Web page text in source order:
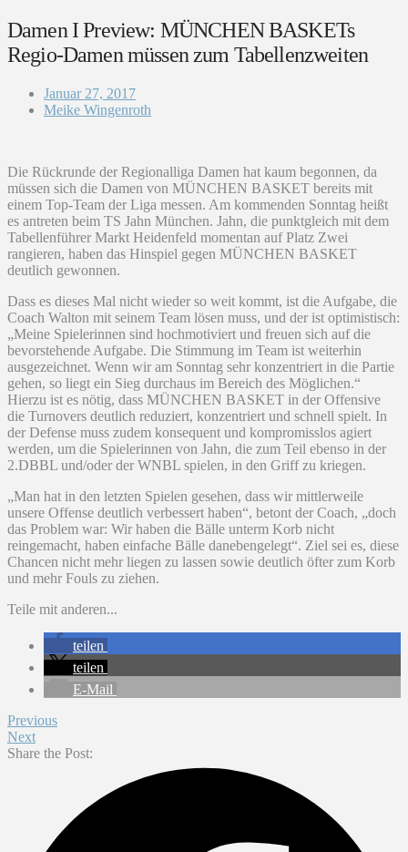
Damen I Preview: MÜNCHEN BASKETs
Regio-Damen müssen zum Tabellenzweiten
Januar 27, 2017
Meike Wingenroth
Die Rückrunde der Regionalliga Damen hat kaum begonnen, da
müssen sich die Damen von MÜNCHEN BASKET bereits mit
einem Top-Team der Liga messen. Am kommenden Sonntag heißt
es antreten beim TS Jahn München. Jahn, die punktgleich mit dem
Tabellenführer Markt Heidenfeld momentan auf Platz Zwei
rangieren, haben das Hinspiel gegen MÜNCHEN BASKET
deutlich gewonnen.
Dass es dieses Mal nicht wieder so weit kommt, ist die Aufgabe, die
Coach Walton mit seinem Team lösen muss, und der ist optimistisch:
„Meine Spielerinnen sind hochmotiviert und freuen sich auf die
bevorstehende Aufgabe. Die Stimmung im Team ist weiterhin
ausgezeichnet. Wenn wir am Sonntag sehr konzentriert in die Partie
gehen, so liegt ein Sieg durchaus im Bereich des Möglichen.“
Hierzu ist es nötig, dass MÜNCHEN BASKET in der Offensive
die Turnovers deutlich reduziert, konzentriert und schnell spielt. In
der Defense muss zudem konsequent und kompromisslos agiert
werden, um die Spielerinnen von Jahn, die zum Teil ebenso in der
2.DBBL und/oder der WNBL spielen, in den Griff zu kriegen.
„Man hat in den letzten Spielen gesehen, dass wir mittlerweile
unsere Offense deutlich verbessert haben“, betont der Coach, „doch
das Problem war: Wir haben die Bälle unterm Korb nicht
reingemacht, haben einfache Bälle danebengelegt“. Ziel sei es, diese
Chancen nicht mehr liegen zu lassen sowie deutlich öfter zum Korb
und mehr Fouls zu ziehen.
Teile mit anderen...
teilen
teilen
E-Mail
Previous
Next
Share the Post: